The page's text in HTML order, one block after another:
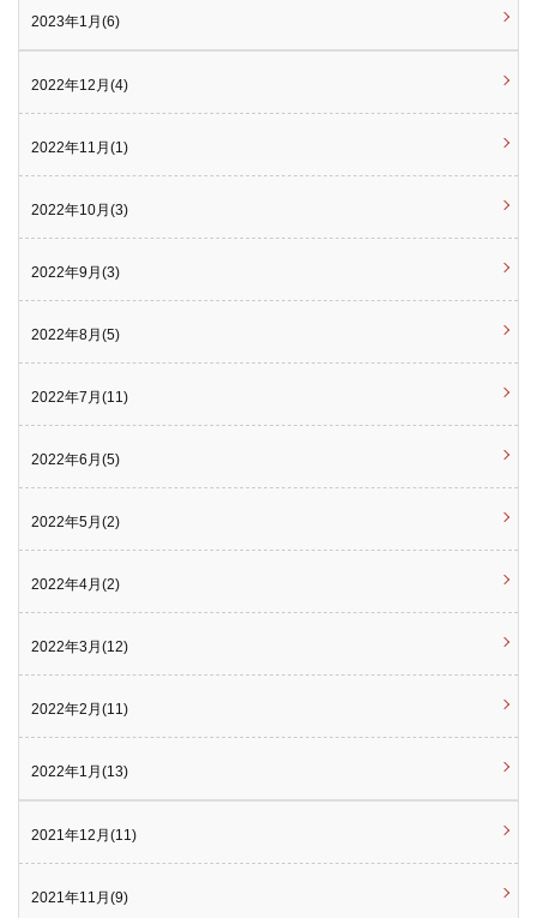
2023年1月(6)
2022年12月(4)
2022年11月(1)
2022年10月(3)
2022年9月(3)
2022年8月(5)
2022年7月(11)
2022年6月(5)
2022年5月(2)
2022年4月(2)
2022年3月(12)
2022年2月(11)
2022年1月(13)
2021年12月(11)
2021年11月(9)